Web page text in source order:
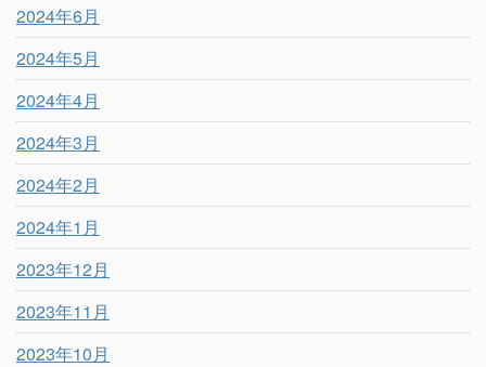
2024年6月
2024年5月
2024年4月
2024年3月
2024年2月
2024年1月
2023年12月
2023年11月
2023年10月